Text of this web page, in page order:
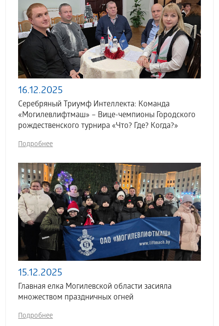
16.12.2025
Серебряный Триумф Интеллекта: Команда
«Могилевлифтмаш» – Вице-чемпионы Городского
рождественского турнира «Что? Где? Когда?»
Подробнее
15.12.2025
Главная елка Могилевской области засияла
множеством праздничных огней
Подробнее